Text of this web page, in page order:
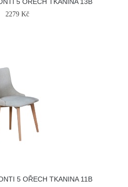
2279 Kč
5 OŘECH TKANINA 11B